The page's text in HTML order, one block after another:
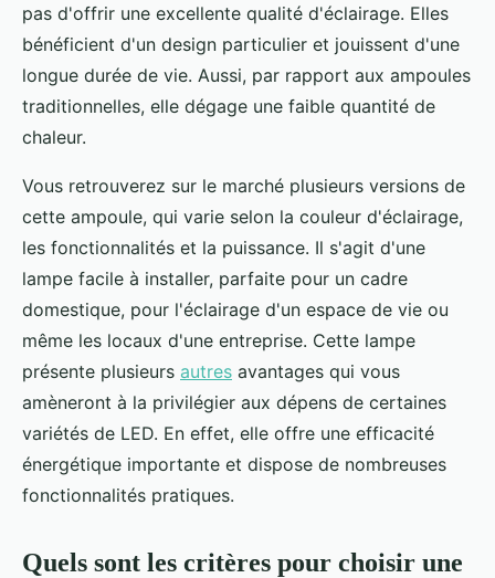
pas d'offrir une excellente qualité d'éclairage. Elles
bénéficient d'un design particulier et jouissent d'une
longue durée de vie. Aussi, par rapport aux ampoules
traditionnelles, elle dégage une faible quantité de
chaleur.
Vous retrouverez sur le marché plusieurs versions de
cette ampoule, qui varie selon la couleur d'éclairage,
les fonctionnalités et la puissance. Il s'agit d'une
lampe facile à installer, parfaite pour un cadre
domestique, pour l'éclairage d'un espace de vie ou
même les locaux d'une entreprise. Cette lampe
présente plusieurs autres avantages qui vous
amèneront à la privilégier aux dépens de certaines
variétés de LED. En effet, elle offre une efficacité
énergétique importante et dispose de nombreuses
fonctionnalités pratiques.
Quels sont les critères pour choisir une